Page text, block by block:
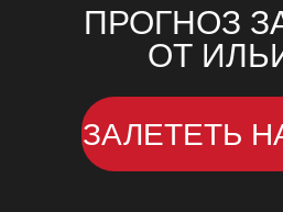
ПРОГНОЗ
ОТ
ЗАЛЕТЕТЬ